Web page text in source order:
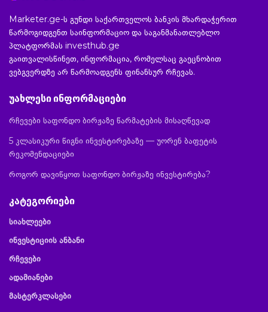
Marketer.ge-ს გუნდი საქართველოს ბანკის მხარდაჭერით
წარმოგიდგენთ საინფორმაციო და საგანმანათლებლო
პლატფორმას investhub.ge
გაითვალისწინეთ, ინფორმაცია, რომელსაც გაეცნობით
ვებგვერდზე არ წარმოადგენს ფინანსურ რჩევას.
უახლესი ინფორმაციები
რჩევები საფონდო ბირჟაზე წარმატების მისაღწევად
5 კლასიკური წიგნი ინვესტირებაზე — უორენ ბაფეტის
რეკომენდაციები
როგორ დავიწყოთ საფონდო ბირჟაზე ინვესტირება?
კატეგორიები
სიახლეები
ინვესტიციის ანბანი
რჩევები
ადამიანები
მასტერკლასები